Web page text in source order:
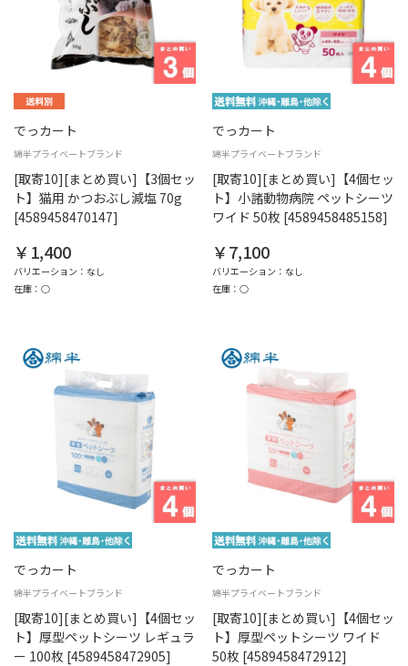
でっカート
綿半プライベートブランド
[取寄10][まとめ買い]【3個セッ
ト】猫用 かつおぶし減塩 70g
[4589458470147]
￥1,400
バリエーション：なし
在庫：○
でっカート
綿半プライベートブランド
[取寄10][まとめ買い]【4個セッ
ト】小諸動物病院 ペットシーツ
ワイド 50枚 [4589458485158]
￥7,100
バリエーション：なし
在庫：○
でっカート
綿半プライベートブランド
[取寄10][まとめ買い]【4個セッ
ト】厚型ペットシーツ レギュラ
ー 100枚 [4589458472905]
でっカート
綿半プライベートブランド
[取寄10][まとめ買い]【4個セッ
ト】厚型ペットシーツ ワイド
50枚 [4589458472912]